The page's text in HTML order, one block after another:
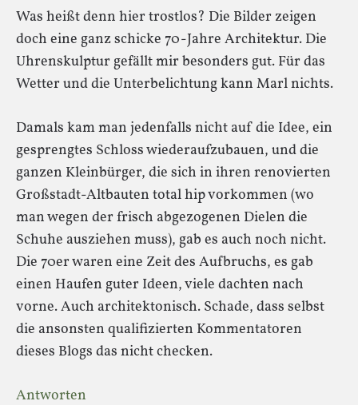
Was heißt denn hier trostlos? Die Bilder zeigen
doch eine ganz schicke 70-Jahre Architektur. Die
Uhrenskulptur gefällt mir besonders gut. Für das
Wetter und die Unterbelichtung kann Marl nichts.
Damals kam man jedenfalls nicht auf die Idee, ein
gesprengtes Schloss wiederaufzubauen, und die
ganzen Kleinbürger, die sich in ihren renovierten
Großstadt-Altbauten total hip vorkommen (wo
man wegen der frisch abgezogenen Dielen die
Schuhe ausziehen muss), gab es auch noch nicht.
Die 70er waren eine Zeit des Aufbruchs, es gab
einen Haufen guter Ideen, viele dachten nach
vorne. Auch architektonisch. Schade, dass selbst
die ansonsten qualifizierten Kommentatoren
dieses Blogs das nicht checken.
Antworten